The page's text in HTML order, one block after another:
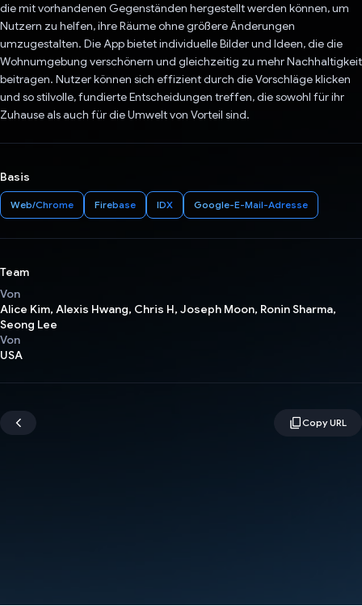
die mit vorhandenen Gegenständen hergestellt werden können, um
Nutzern zu helfen, ihre Räume ohne größere Änderungen
umzugestalten. Die App bietet individuelle Bilder und Ideen, die die
Wohnumgebung verschönern und gleichzeitig zu mehr Nachhaltigkeit
beitragen. Nutzer können sich effizient durch die Vorschläge klicken
und so stilvolle, fundierte Entscheidungen treffen, die sowohl für ihr
Zuhause als auch für die Umwelt von Vorteil sind.
Basis
Web/Chrome Firebase IDX Google-E-Mail-Adresse
Team
Von
Alice Kim, Alexis Hwang, Chris H, Joseph Moon, Ronin Sharma,
Seong Lee
Von
USA